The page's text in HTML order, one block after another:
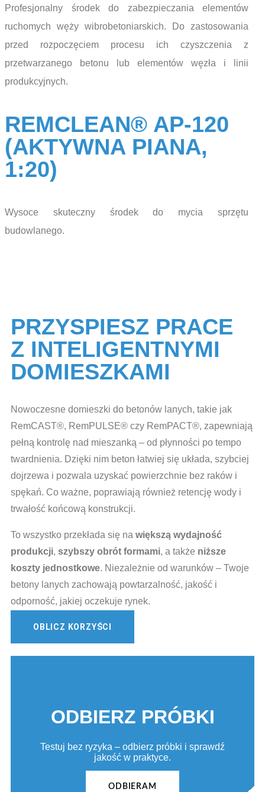
Profesjonalny środek do zabezpieczania elementów
ruchomych węży wibrobetoniarskich. Do zastosowania
przed rozpoczęciem procesu ich czyszczenia z
przetwarzanego betonu lub elementów węzła i linii
produkcyjnych.
REMCLEAN® AP-120
(AKTYWNA PIANA,
1:20)
Wysoce skuteczny środek do mycia sprzętu
budowlanego.
PRZYSPIESZ PRACE
Z INTELIGENTNYMI
DOMIESZKAMI
Nowoczesne domieszki do betonów lanych, takie jak
RemCAST®, RemPULSE® czy RemPACT®, zapewniają
pełną kontrolę nad mieszanką – od płynności po tempo
twardnienia. Dzięki nim beton łatwiej się układa, szybciej
dojrzewa i pozwala uzyskać powierzchnie bez raków i
spękań. Co ważne, poprawiają również retencję wody i
trwałość końcową konstrukcji.
To wszystko przekłada się na większą wydajność
produkcji, szybszy obrót formami, a także niższe
koszty jednostkowe. Niezależnie od warunków – Twoje
betony lanych zachowają powtarzalność, jakość i
odporność, jakiej oczekuje rynek.
OBLICZ KORZYŚCI
ODBIERZ PRÓBKI
Testuj bez ryzyka – odbierz próbki i sprawdź
jakość w praktyce.
ODBIERAM